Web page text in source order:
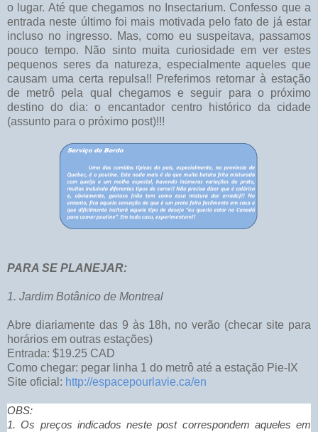
o lugar. Até que chegamos no Insectarium. Confesso que a
entrada neste último foi mais motivada pelo fato de já estar
incluso no ingresso. Mas, como eu suspeitava, passamos
pouco tempo. Não sinto muita curiosidade em ver estes
pequenos seres da natureza, especialmente aqueles que
causam uma certa repulsa!! Preferimos retornar à estação
de metrô pela qual chegamos e seguir para o próximo
destino do dia: o encantador centro histórico da cidade
(assunto para o próximo post)!!!
PARA SE PLANEJAR:
1. Jardim Botânico de Montreal
Abre diariamente das 9 às 18h, no verão (checar site para
horários em outras estações)
Entrada: $19.25 CAD
Como chegar: pegar linha 1 do metrô até a estação Pie-IX
Site oficial: http://espacepourlavie.ca/en
OBS:
1. Os preços indicados neste post correspondem aqueles em